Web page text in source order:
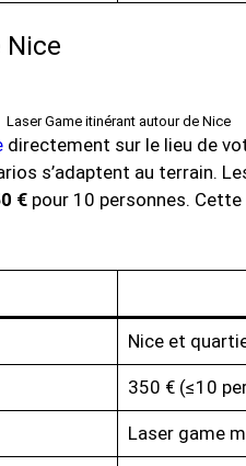
Nice
Laser Game itinérant autour de Nice
directement sur le lieu de
s’adaptent au terrain.
€ pour 10 personnes.
Nice et
350 € (≤10
Laser game